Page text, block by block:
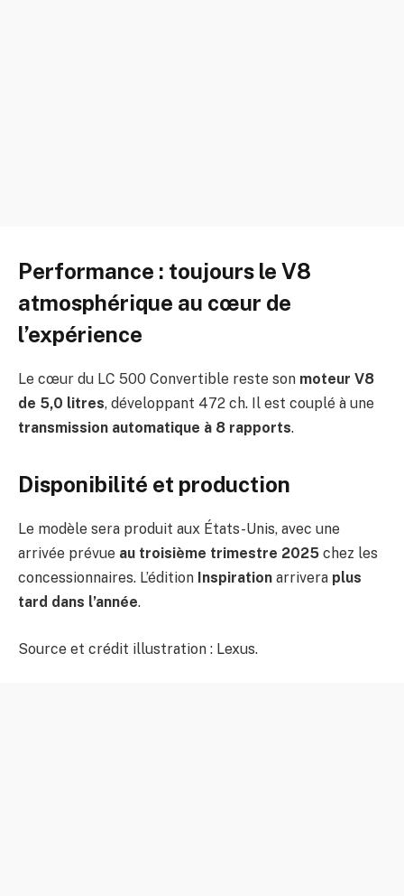
Performance : toujours le V8
atmosphérique au cœur de
l’expérience
Le cœur du LC 500 Convertible reste son moteur V8
de 5,0 litres, développant 472 ch. Il est couplé à une
transmission automatique à 8 rapports.
Disponibilité et production
Le modèle sera produit aux États-Unis, avec une
arrivée prévue au troisième trimestre 2025 chez les
concessionnaires. L’édition Inspiration arrivera plus
tard dans l’année.
Source et crédit illustration : Lexus.